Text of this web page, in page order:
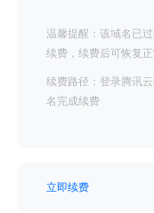
温馨提醒：该域名已
续费，续费后可恢复
续费路径：登录腾讯
名完成续费
立即续费